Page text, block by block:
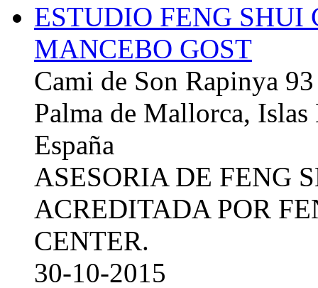
ESTUDIO FENG
MANCEBO GOST
Cami de Son Rapinya 93
Palma de Mallorca, Islas
España
ASESORIA DE FENG
ACREDITADA POR
CENTER.
30-10-2015